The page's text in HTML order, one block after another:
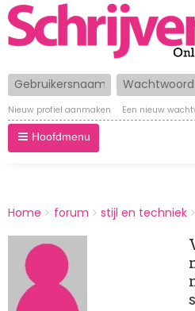
Gebruikersnaam Wachtwoord
Nieuw profiel aanmaken Een nieuw
Hoofdmenu
BREADCRUMBS
You
here:
Home forum stijl en techniek